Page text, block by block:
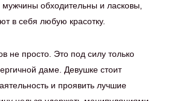
обходительны и ласковы,
в себя любую красотку.
не просто. Это под силу только
даме. Девушке стоит
и проявить лучшие